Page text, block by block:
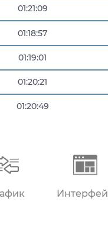
01:21:09
01:18:57
01:19:01
01:20:21
01:20:49